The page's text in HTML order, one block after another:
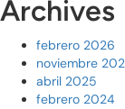
Archives
febrero 2026
noviembre
abril 2025
febrero 2024